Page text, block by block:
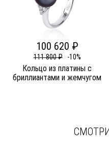
100 620 ₽
111 800 ₽ -10%
Кольцо из платины c
бриллиантами и жемчугом